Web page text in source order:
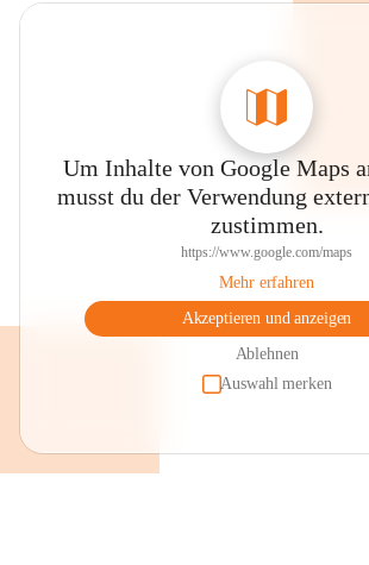
Um Inhalte von Google Maps
musst du der Verwendung
zustimmen.
https://www.google.com/maps
Mehr erfahren
Akzeptieren und anzeigen
Ablehnen
Auswahl merken